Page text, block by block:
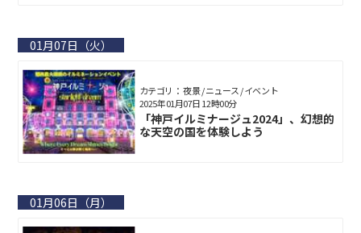
01月07日（火）
カテゴリ： 夜景 / ニュース / イベント
「神戸イルミナージュ2024」、幻想的
な天空の国を体験しよう
2025年01月07日 12時00分
01月06日（月）